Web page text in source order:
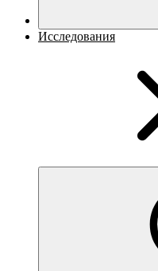
Исследования